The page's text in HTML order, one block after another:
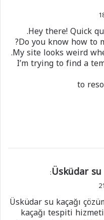
Hey there! Quick
Do you know how to
My site looks weird
I’m trying to find a
to
Üsküdar
:
Üsküdar su kaçağı
kaçağı tespiti